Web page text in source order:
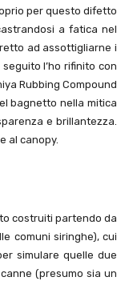
per questo difetto
a fatica nel
ad assottigliarne i
l’ho rifinito con
Rubbing Compound
bagnetto nella mitica
e brillantezza.
al canopy.
costruiti partendo da
comuni siringhe), cui
simulare quelle due
(presumo sia un